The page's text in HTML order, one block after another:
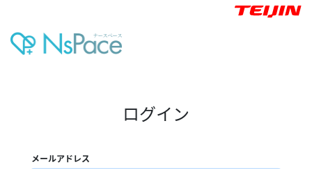
ログイン
メールアドレス